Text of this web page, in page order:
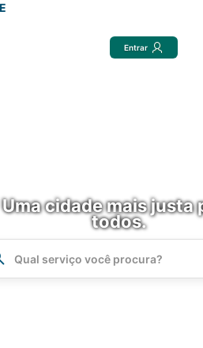
Entrar
Uma cidade mais justa
todos.